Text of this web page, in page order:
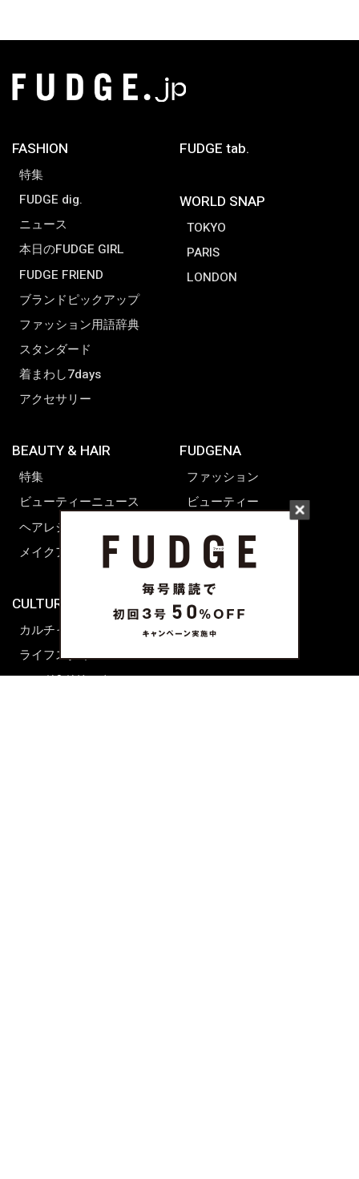
FASHION
特集
FUDGE dig.
ニュース
本日のFUDGE GIRL
FUDGE FRIEND
ブランドピックアップ
ファッション用語辞典
スタンダード
着まわし7days
アクセサリー
FUDGE tab.
WORLD SNAP
TOKYO
PARIS
LONDON
BEAUTY & HAIR
特集
ビューティーニュース
ヘアレシピ ストーリーズ
メイクアップティップス
CULTURE & LIFE
カルチャー
ライフスタイル
フード&ドリンク
FUDGENA
ファッション
ビューティー
ライフスタイル